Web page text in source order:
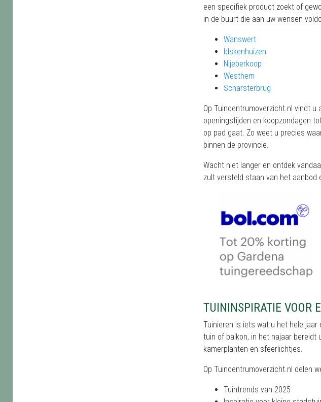
een specifiek product zoekt of
in de buurt die aan uw wensen
Wanswert
Idskenhuizen
Nijeberkoop
Westhem
Scharsterbrug
Op Tuincentrumoverzicht.nl vindt
openingstijden en koopzondagen
op pad gaat. Zo weet u precies
binnen de provincie.
Wacht niet langer en ontdek
zult versteld staan van het aanbod
TUININSPIRATIE VOOR
Tuinieren is iets wat u het hele jaar
tuin of balkon, in het najaar bereidt
kamerplanten en sfeerlichtjes.
Op Tuincentrumoverzicht.nl delen
Tuintrends van 2025